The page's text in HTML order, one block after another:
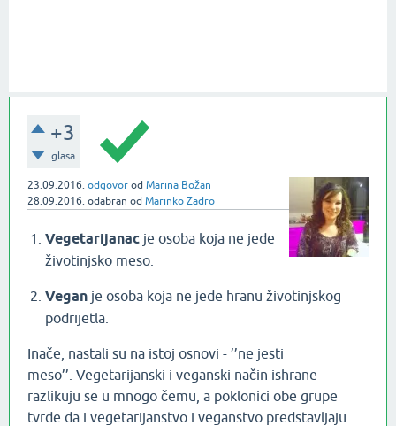
+3
glasa
23.09.2016. odgovor od Marina Božan
28.09.2016. odabran od Marinko Zadro
Vegetarijanac je osoba koja ne jede
životinjsko meso.
Vegan je osoba koja ne jede hranu životinjskog
podrijetla.
Inače, nastali su na istoj osnovi - ’’ne jesti
meso’’. Vegetarijanski i veganski način ishrane
razlikuju se u mnogo čemu, a poklonici obe grupe
tvrde da i vegetarijanstvo i veganstvo predstavljaju